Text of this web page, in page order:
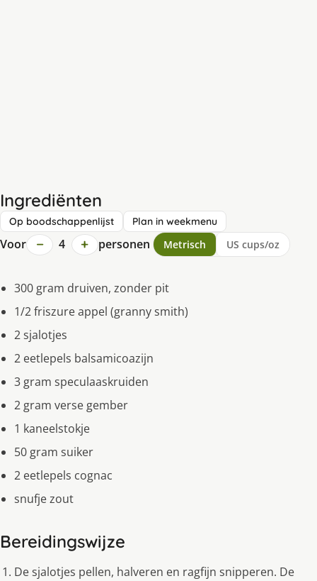
Ingrediënten
Op boodschappenlijst Plan in weekmenu
Voor − 4 + personen Metrisch US cups/oz
300 gram druiven, zonder pit
1/2 friszure appel (granny smith)
2 sjalotjes
2 eetlepels balsamicoazijn
3 gram speculaaskruiden
2 gram verse gember
1 kaneelstokje
50 gram suiker
2 eetlepels cognac
snufje zout
Bereidingswijze
De sjalotjes pellen, halveren en ragfijn snipperen. De